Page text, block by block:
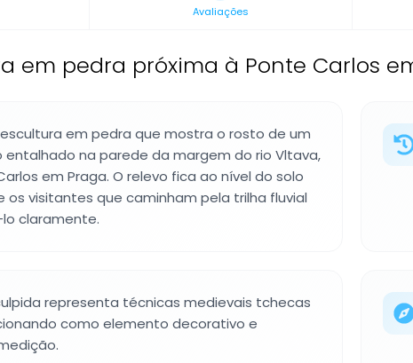
Avaliações
em pedra próxima à Ponte Carlos
em pedra que mostra o rosto de um
na parede da margem do rio Vltava,
em Praga. O relevo fica ao nível do solo
os visitantes que caminham pela trilha fluvial
claramente.
representa técnicas medievais tchecas
como elemento decorativo e